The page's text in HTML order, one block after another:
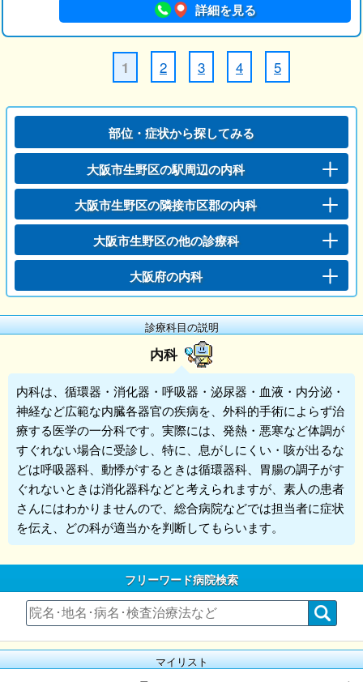
詳細を見る
1 2 3 4 5
部位・症状から探してみる
大阪市生野区の駅周辺の内科
大阪市生野区の隣接市区郡の内科
大阪市生野区の他の診療科
大阪府の内科
診療科目の説明
内科
内科は、循環器・消化器・呼吸器・泌尿器・血液・内分泌・
神経など広範な内臓各器官の疾病を、外科的手術によらず治
療する医学の一分科です。実際には、発熱・悪寒など体調が
すぐれない場合に受診し、特に、息がしにくい・咳が出るな
どは呼吸器科、動悸がするときは循環器科、胃腸の調子がす
ぐれないときは消化器科などと考えられますが、素人の患者
さんにはわかりませんので、総合病院などでは担当者に症状
を伝え、どの科が適当かを判断してもらいます。
フリーワード病院検索
マイリスト